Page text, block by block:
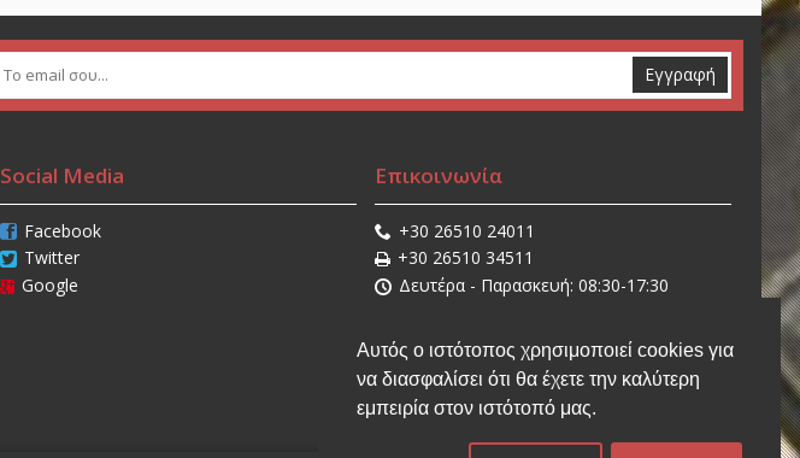
Αυτός ο ιστότοπος χρησιμοποιεί cookies για
να διασφαλίσει ότι θα έχετε την καλύτερη
εμπειρία στον ιστότοπό μας.
Εγγραφή
Social Media
Facebook
Twitter
Google
Επικοινωνία
+30 26510 24011
+30 26510 34511
Δευτέρα - Παρασκευή: 08:30-17:30
sales@stathisnet.gr
Η τοποθεσία μας